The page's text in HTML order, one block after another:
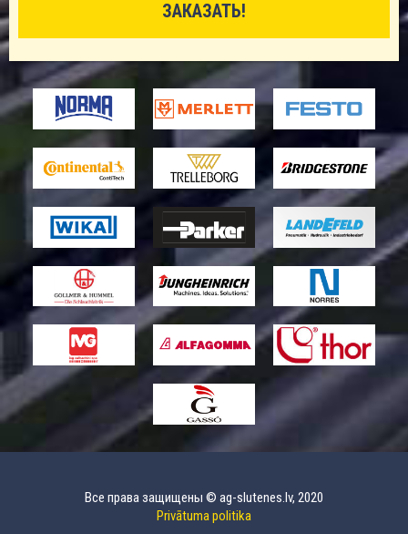
Все права защищены © ag-slutenes.lv, 2020
Privātuma politika